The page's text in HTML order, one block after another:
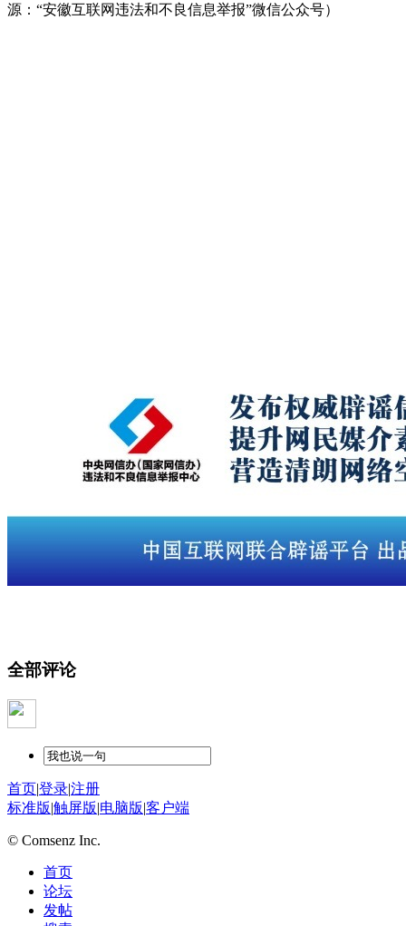
源：“安徽互联网违法和不良信息举报”微信公众号）
全部评论
首页|登录|注册
标准版|触屏版|电脑版|客户端
© Comsenz Inc.
首页
论坛
发帖